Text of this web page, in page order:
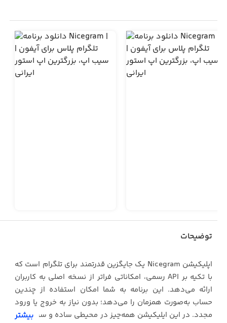
توضیحات
اپلیکیشن Nicegram یک جایگزین قدرتمند برای تلگرام است که
با تکیه بر API رسمی، امکاناتی فراتر از نسخه اصلی به کاربران
ارائه می‌دهد. این برنامه به شما امکان استفاده از چندین
حساب به‌صورت همزمان را می‌دهد؛ بدون نیاز به خروج یا ورود
مجدد. در این اپلیکیشن همه‌چیز در محیطی ساده و سریع جای
بیشتر